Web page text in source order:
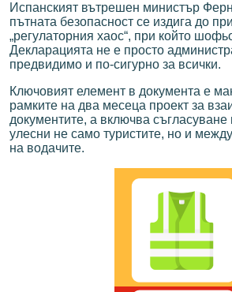
Испанският вътрешен министър
пътната безопасност се издига до
„регулаторния хаос“, при който
Декларацията не е просто
предвидимо и по-сигурно за всички.
Ключовият елемент в документа е
рамките на два месеца проект за
документите, а включва
улесни не само туристите, но и
на водачите.